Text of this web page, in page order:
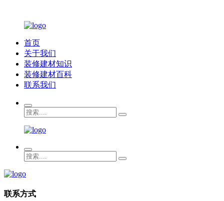
首页
关于我们
装修建材知识
装修建材百科
联系我们
联系方式